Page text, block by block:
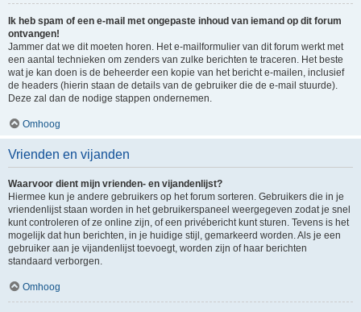
Ik heb spam of een e-mail met ongepaste inhoud van iemand op dit forum
ontvangen!
Jammer dat we dit moeten horen. Het e-mailformulier van dit forum werkt met
een aantal technieken om zenders van zulke berichten te traceren. Het beste
wat je kan doen is de beheerder een kopie van het bericht e-mailen, inclusief
de headers (hierin staan de details van de gebruiker die de e-mail stuurde).
Deze zal dan de nodige stappen ondernemen.
Omhoog
Vrienden en vijanden
Waarvoor dient mijn vrienden- en vijandenlijst?
Hiermee kun je andere gebruikers op het forum sorteren. Gebruikers die in je
vriendenlijst staan worden in het gebruikerspaneel weergegeven zodat je snel
kunt controleren of ze online zijn, of een privébericht kunt sturen. Tevens is het
mogelijk dat hun berichten, in je huidige stijl, gemarkeerd worden. Als je een
gebruiker aan je vijandenlijst toevoegt, worden zijn of haar berichten
standaard verborgen.
Omhoog